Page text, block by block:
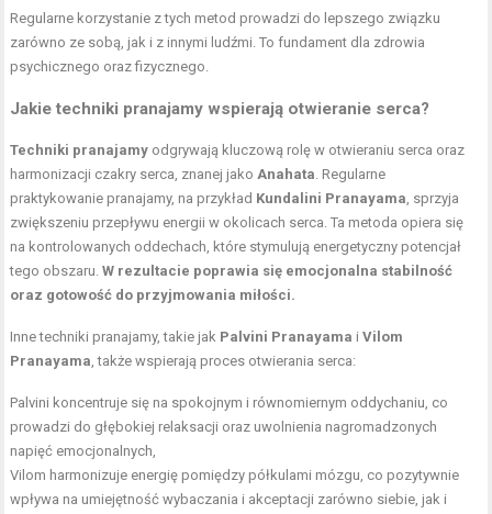
Regularne korzystanie z tych metod prowadzi do lepszego związku
zarówno ze sobą, jak i z innymi ludźmi. To fundament dla zdrowia
psychicznego oraz fizycznego.
Jakie techniki pranajamy wspierają otwieranie serca?
Techniki pranajamy odgrywają kluczową rolę w otwieraniu serca oraz
harmonizacji czakry serca, znanej jakoAnahata. Regularne
praktykowanie pranajamy, na przykład Kundalini Pranayama, sprzyja
zwiększeniu przepływu energii w okolicach serca. Ta metoda opiera się
na kontrolowanych oddechach, które stymulują energetyczny potencjał
tego obszaru.W rezultacie poprawia się emocjonalna stabilność
oraz gotowość do przyjmowania miłości.
Inne techniki pranajamy, takie jak Palvini Pranayama iVilom
Pranayama, także wspierają proces otwierania serca:
Palvini koncentruje się na spokojnym i równomiernym oddychaniu, co
prowadzi do głębokiej relaksacji oraz uwolnienia nagromadzonych
napięć emocjonalnych,
Vilom harmonizuje energię pomiędzy półkulami mózgu, co pozytywnie
wpływa na umiejętność wybaczania i akceptacji zarówno siebie, jak i